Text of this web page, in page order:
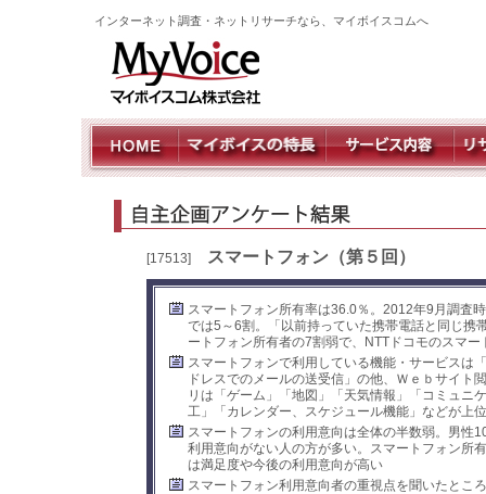
インターネット調査・ネットリサーチなら、マイボイスコムへ
[17513] スマートフォン（第５回）
スマートフォン所有率は36.0％。2012年9月調査
では5～6割。「以前持っていた携帯電話と同じ携
ートフォン所有者の7割弱で、NTTドコモのスマ
スマートフォンで利用している機能・サービスは
ドレスでのメールの送受信」の他、Ｗｅｂサイト
リは「ゲーム」「地図」「天気情報」「コミュニ
工」「カレンダー、スケジュール機能」などが上位
スマートフォンの利用意向は全体の半数弱。男性
利用意向がない人の方が多い。スマートフォン所
は満足度や今後の利用意向が高い
スマートフォン利用意向者の重視点を聞いたとこ